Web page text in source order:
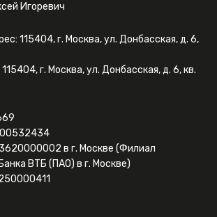
Игоревич
115404, г. Москва, ул. Донбасская, д. 6,
г. Москва, ул. Донбасская, д. 6, кв.
в г. Москве (Филиал
ВТБ (ПАО) в г. Москве)